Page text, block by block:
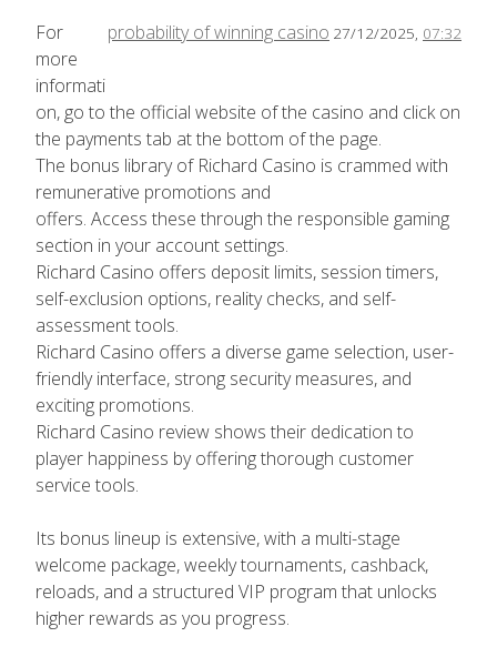
probability of winning casino 27/12/2025, 07:32
For
more
informati
on, go to the official website of the casino and click on
the payments tab at the bottom of the page.
The bonus library of Richard Casino is crammed with
remunerative promotions and
offers. Access these through the responsible gaming
section in your account settings.
Richard Casino offers deposit limits, session timers,
self-exclusion options, reality checks, and self-
assessment tools.
Richard Casino offers a diverse game selection, user-
friendly interface, strong security measures, and
exciting promotions.
Richard Casino review shows their dedication to
player happiness by offering thorough customer
service tools.
Its bonus lineup is extensive, with a multi-stage
welcome package, weekly tournaments, cashback,
reloads, and a structured VIP program that unlocks
higher rewards as you progress.